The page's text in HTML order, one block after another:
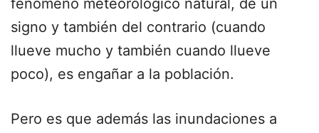
fenómeno meteorológico natural, de un
signo y también del contrario (cuando
llueve mucho y también cuando llueve
poco), es engañar a la población.
Pero es que además las inundaciones a